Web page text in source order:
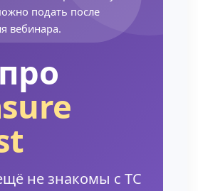
подать после
вебинара.
не знакомы с TC